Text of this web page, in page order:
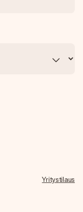
Yritystilaus